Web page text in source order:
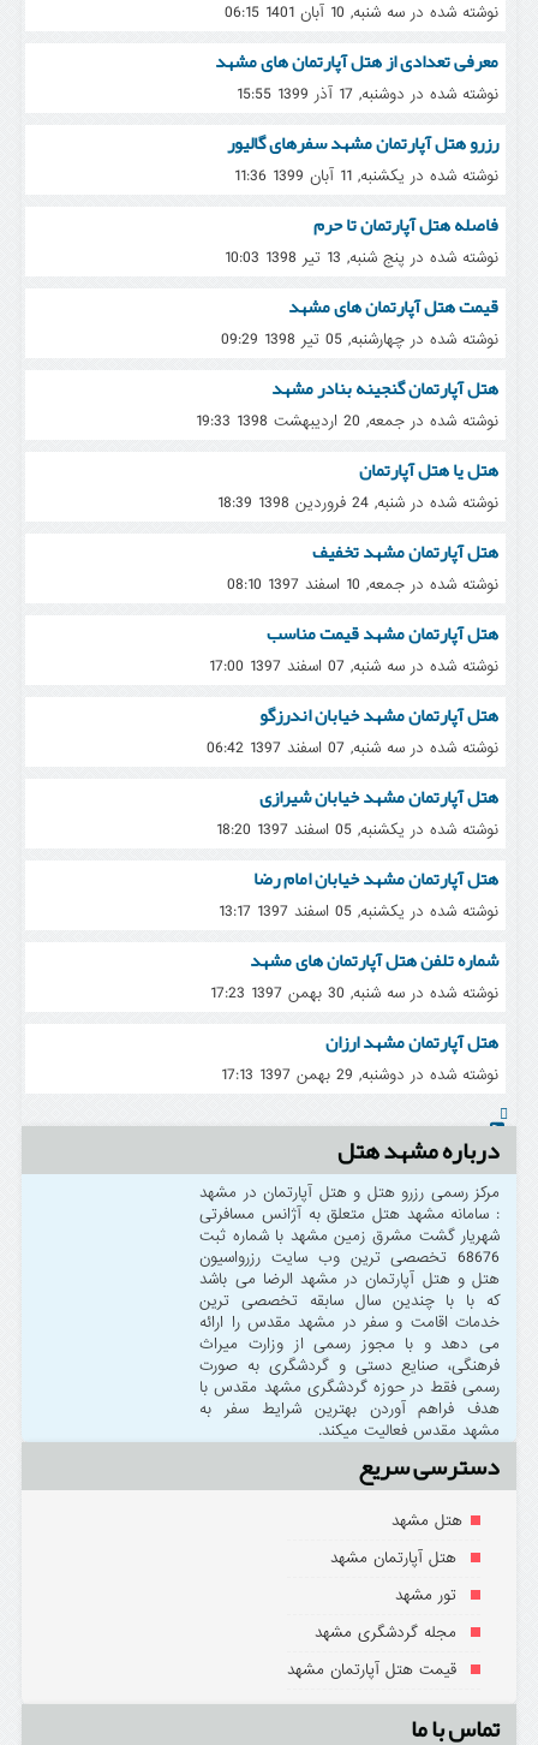
نوشته شده در سه شنبه, 10 آبان 1401 06:15
معرفی تعدادی از هتل آپارتمان های مشهد
نوشته شده در دوشنبه, 17 آذر 1399 15:55
رزرو هتل آپارتمان مشهد سفرهای گالیور
نوشته شده در یکشنبه, 11 آبان 1399 11:36
فاصله هتل آپارتمان تا حرم
نوشته شده در پنج شنبه, 13 تیر 1398 10:03
قیمت هتل آپارتمان های مشهد
نوشته شده در چهارشنبه, 05 تیر 1398 09:29
هتل آپارتمان گنجینه بنادر مشهد
نوشته شده در جمعه, 20 ارديبهشت 1398 19:33
هتل یا هتل آپارتمان
نوشته شده در شنبه, 24 فروردين 1398 18:39
هتل آپارتمان مشهد تخفیف
نوشته شده در جمعه, 10 اسفند 1397 08:10
هتل آپارتمان مشهد قیمت مناسب
نوشته شده در سه شنبه, 07 اسفند 1397 17:00
هتل آپارتمان مشهد خیابان اندرزگو
نوشته شده در سه شنبه, 07 اسفند 1397 06:42
هتل آپارتمان مشهد خیابان شیرازی
نوشته شده در یکشنبه, 05 اسفند 1397 18:20
هتل آپارتمان مشهد خیابان امام رضا
نوشته شده در یکشنبه, 05 اسفند 1397 13:17
شماره تلفن هتل آپارتمان های مشهد
نوشته شده در سه شنبه, 30 بهمن 1397 17:23
هتل آپارتمان مشهد ارزان
نوشته شده در دوشنبه, 29 بهمن 1397 17:13
درباره مشهد هتل
مرکز رسمی رزرو هتل و هتل آپارتمان در مشهد
: سامانه مشهد هتل متعلق به آژانس مسافرتی
شهریار گشت مشرق زمین مشهد با شماره ثبت
68676 تخصصی ترین وب سایت رزرواسیون
هتل و هتل آپارتمان در مشهد الرضا می باشد
که با با چندین سال سابقه تخصصی ترین
خدمات اقامت و سفر در مشهد مقدس را ارائه
می دهد و با مجوز رسمی از وزارت میراث
فرهنگی، صنایع دستی و گردشگری به صورت
رسمی فقط در حوزه گردشگری مشهد مقدس با
هدف فراهم آوردن بهترین شرایط سفر به
مشهد مقدس فعالیت میکند.
دسترسی سریع
هتل مشهد
هتل آپارتمان مشهد
تور مشهد
مجله گردشگری مشهد
قیمت هتل آپارتمان مشهد
تماس با ما